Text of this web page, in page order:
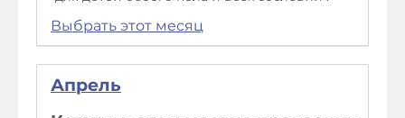
Выбрать этот месяц
Апрель